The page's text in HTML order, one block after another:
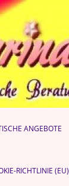
ANGEBOTE
RICHTLINIE (EU)